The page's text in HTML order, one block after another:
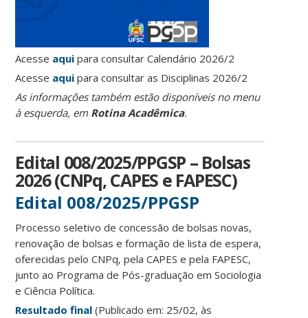
Acesse aqui para consultar Calendário 2026/2
Acesse aqui para consultar as Disciplinas 2026/2
As informações também estão disponíveis no menu
à esquerda, em Rotina Acadêmica.
Edital 008/2025/PPGSP – Bolsas
2026 (CNPq, CAPES e FAPESC)
Edital 008/2025/PPGSP
Processo seletivo de concessão de bolsas novas,
renovação de bolsas e formação de lista de espera,
oferecidas pelo CNPq, pela CAPES e pela FAPESC,
junto ao Programa de Pós-graduação em Sociologia
e Ciência Política.
Resultado final (Publicado em: 25/02, às